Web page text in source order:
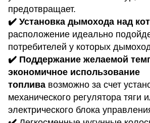
предотвращает.
✔️ Установка дымохода над
расположение идеально
потребителей у которых
✔️ Поддержание желаемой
экономичное использование
топлива возможно за счет
механического регулятора тяги
электрического блока